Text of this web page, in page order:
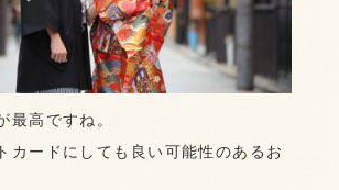
最高ですね。
カードにしても良い可能性のあるお